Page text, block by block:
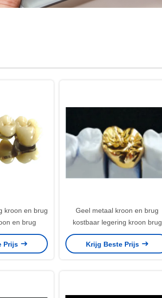
kroon en brug
en brug
Prijs
Geel metaal kroon en brug
kostbaar legering kroon brug
aanpasbaar
Krijg Beste Prijs